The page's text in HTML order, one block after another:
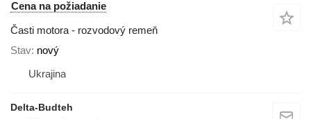
Cena na požiadanie
Časti motora - rozvodový remeň
Stav nový
Ukrajina
Delta-Budteh